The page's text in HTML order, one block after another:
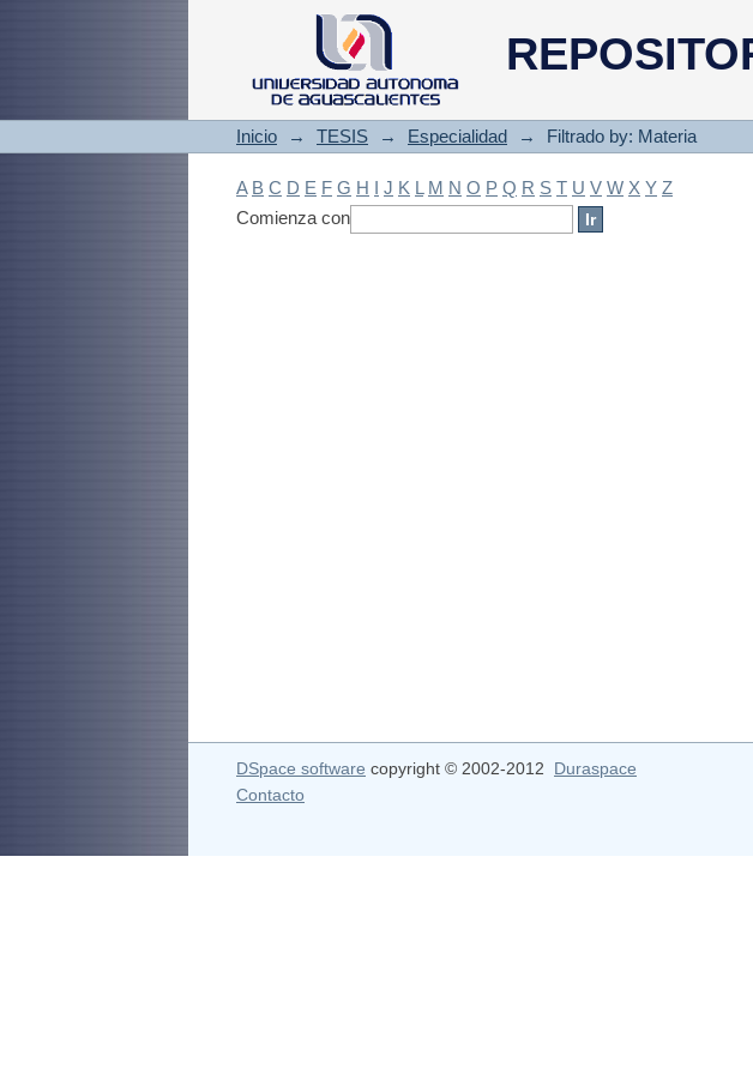
Filtrado by: Materia
Inicio → TESIS → Especialidad → Filtrado by: Materia
A B C D E F G H I J K L M N O P Q R S T U V W X Y Z
Comienza con
DSpace software copyright © 2002-2012 Duraspace
Contacto